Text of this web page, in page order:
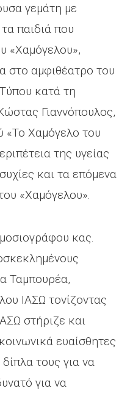
γεμάτη με
παιδιά που
«Χαμόγελου»,
στο αμφιθέατρο του
κατά τη
Γιαννόπουλος,
«Το Χαμόγελο του
της υγείας
και τα επόμενα
«Χαμόγελου».
κας.
Ταμπουρέα,
ΙΑΣΩ τονίζοντας
στήριζε και
ευαίσθητες
τους για να
για να